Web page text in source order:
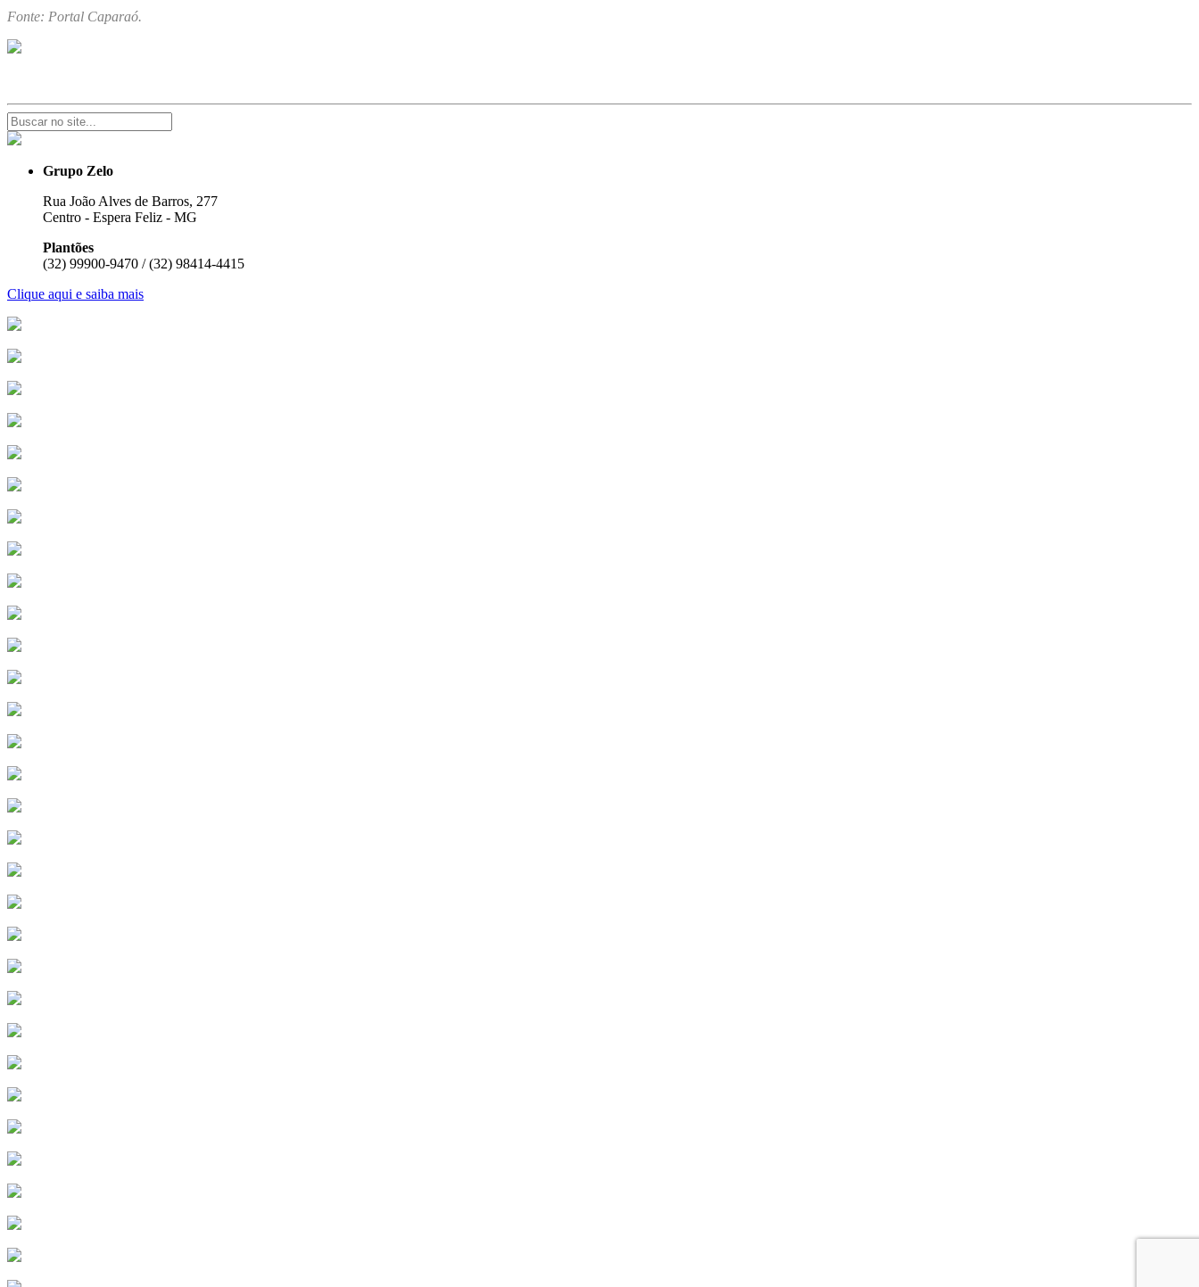
Fonte: Portal Caparaó.
Grupo Zelo
Rua João Alves de Barros, 277
Centro - Espera Feliz - MG
Plantões
(32) 99900-9470 / (32) 98414-4415
Clique aqui e saiba mais